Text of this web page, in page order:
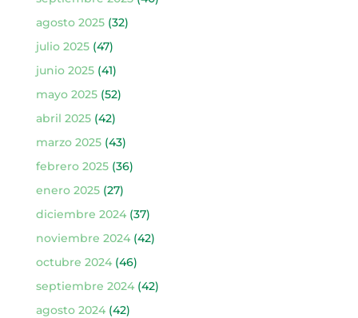
agosto 2025(32)
julio 2025(47)
junio 2025(41)
mayo 2025(52)
abril 2025(42)
marzo 2025(43)
febrero 2025(36)
enero 2025(27)
diciembre 2024(37)
noviembre 2024(42)
octubre 2024(46)
septiembre 2024(42)
agosto 2024(42)